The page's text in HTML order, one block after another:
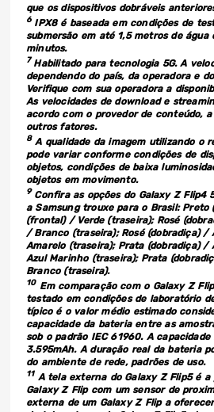
que os dispositivos dobráveis
6IPX8 é baseada em condições de
submersão em até 1,5 metros de
minutos.
7Habilitado para tecnologia 5G. A
dependendo do país, da operadora e
Verifique com sua operadora a
As velocidades de download e
acordo com o provedor de conteúdo,
outros fatores.
8A qualidade da imagem utilizando o
pode variar conforme condições de
objetos, condições de baixa
objetos em movimento.
9Confira as opções do Galaxy Z Flip4
a Samsung trouxe para o Brasil: Preto
(frontal) / Verde (traseira); Rosé
/ Branco (traseira); Rosé (dobradiça)
Amarelo (traseira); Prata (dobradiça)
Azul Marinho (traseira); Prata
Branco (traseira).
10Em comparação com o Galaxy Z
testado em condições de laboratório
típico é o valor médio estimado
capacidade da bateria entre as
sob o padrão IEC 61960. A
3.595mAh. A duração real da bateria
do ambiente de rede, padrões de uso.
11A tela externa do Galaxy Z Flip5 é a
Galaxy Z Flip com um sensor de
externa de um Galaxy Z Flip a